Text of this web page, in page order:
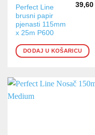
Perfect Line
brusni papir
pjenasti 115mm
x 25m P600
39,60
DODAJ U KOŠARICU